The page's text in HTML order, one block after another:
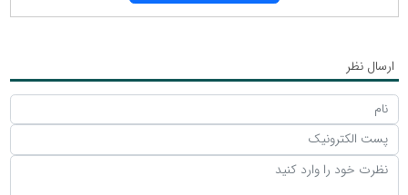
ارسال نظر